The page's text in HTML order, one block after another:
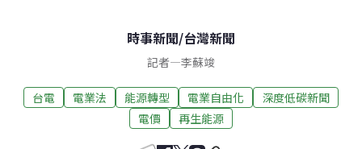
時事新聞/台灣新聞
記者—李蘇竣
台電 電業法 能源轉型 電業自由化
深度低碳新聞
電價
再生能源